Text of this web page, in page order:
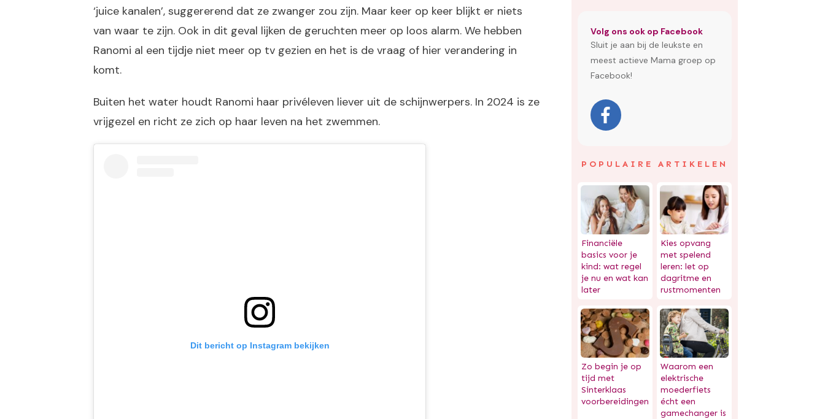
‘juice kanalen’, suggererend dat ze zwanger zou zijn. Maar keer op keer blijkt er niets
van waar te zijn. Ook in dit geval lijken de geruchten meer op loos alarm. We hebben
Ranomi al een tijdje niet meer op tv gezien en het is de vraag of hier verandering in
komt.
Buiten het water houdt Ranomi haar privéleven liever uit de schijnwerpers. In 2024 is ze
vrijgezel en richt ze zich op haar leven na het zwemmen.
Dit bericht op Instagram bekijken
Volg ons ook op Facebook
Sluit je aan bij de leukste en
meest actieve Mama groep op
Facebook!
POPULAIRE ARTIKELEN
Financiële
basics voor je
kind: wat regel
je nu en wat kan
later
Kies opvang
met spelend
leren: let op
dagritme en
rustmomenten
Zo begin je op
tijd met
Sinterklaas
voorbereidingen
Waarom een
elektrische
moederfiets
écht een
gamechanger is